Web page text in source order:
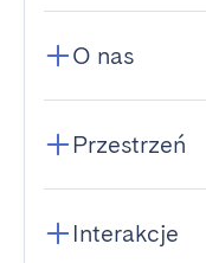
O nas
Przestrzeń
Interakcje